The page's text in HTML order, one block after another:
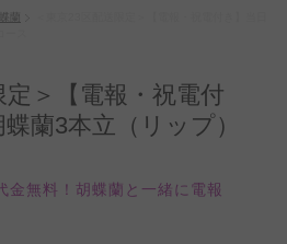
蘭
定＞【電報・祝電付
蘭3本立（リップ）
金無料！胡蝶蘭と一緒に電報